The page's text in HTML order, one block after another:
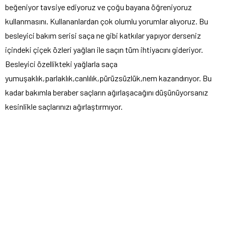
beğeniyor tavsiye ediyoruz ve çoğu bayana öğreniyoruz
kullanmasını. Kullananlardan çok olumlu yorumlar alıyoruz. Bu
besleyici bakım serisi saça ne gibi katkılar yapıyor derseniz
içindeki çiçek özleri yağları ile saçın tüm ihtiyacını gideriyor.
Besleyici özellikteki yağlarla saça
yumuşaklık,parlaklık,canlılık,pürüzsüzlük,nem kazandırıyor. Bu
kadar bakımla beraber saçların ağırlaşacağını düşünüyorsanız
kesinlikle saçlarınızı ağırlaştırmıyor.